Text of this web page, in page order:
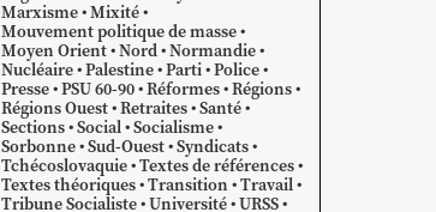
Marxisme Mixité
Mouvement politique de masse
Moyen Orient Nord Normandie
Nucléaire Palestine Parti Police
Presse PSU 60-90 Réformes Régions
Régions Ouest Retraites Santé
Sections Social Socialisme
Sorbonne Sud-Ouest Syndicats
Tchécoslovaquie Textes de références
Textes théoriques Transition Travail
Tribune Socialiste Université URSS